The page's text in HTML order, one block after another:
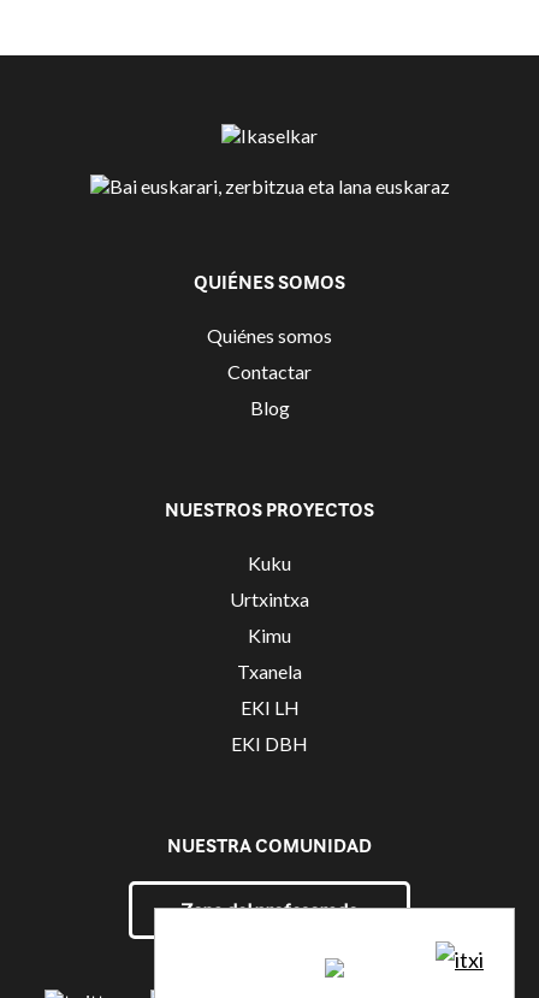
QUIÉNES SOMOS
Quiénes somos
Contactar
Blog
NUESTROS PROYECTOS
Kuku
Urtxintxa
Kimu
Txanela
EKI LH
EKI DBH
NUESTRA COMUNIDAD
Zona del profesorado